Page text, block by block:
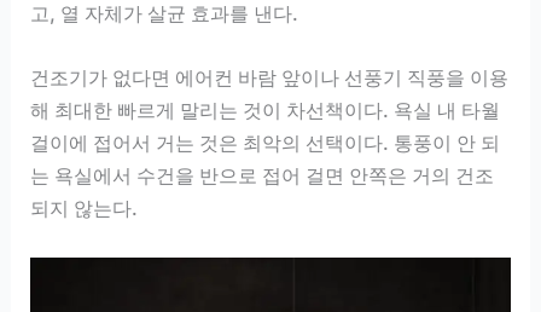
고, 열 자체가 살균 효과를 낸다.
건조기가 없다면 에어컨 바람 앞이나 선풍기 직풍을 이용
해 최대한 빠르게 말리는 것이 차선책이다. 욕실 내 타월
걸이에 접어서 거는 것은 최악의 선택이다. 통풍이 안 되
는 욕실에서 수건을 반으로 접어 걸면 안쪽은 거의 건조
되지 않는다.